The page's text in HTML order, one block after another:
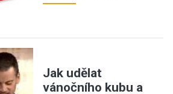
Jak udělat
vánočního kubu a